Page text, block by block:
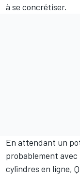
à se concrétiser.
En attendant un
probablement
cylindres en ligne,